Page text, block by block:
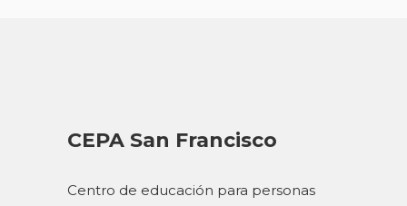
CEPA San Francisco
Centro de educación para personas